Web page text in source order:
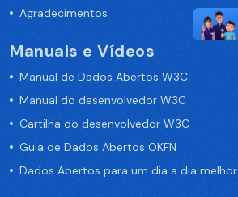
Agradecimentos
Manuais e Vídeos
Manual de Dados Abertos W3C
Manual do desenvolvedor W3C
Cartilha do desenvolvedor W3C
Guia de Dados Abertos OKFN
Dados Abertos para um dia a dia melhor